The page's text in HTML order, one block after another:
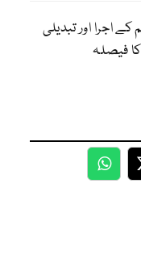
اجرا اور تبدیلی
فیصلہ